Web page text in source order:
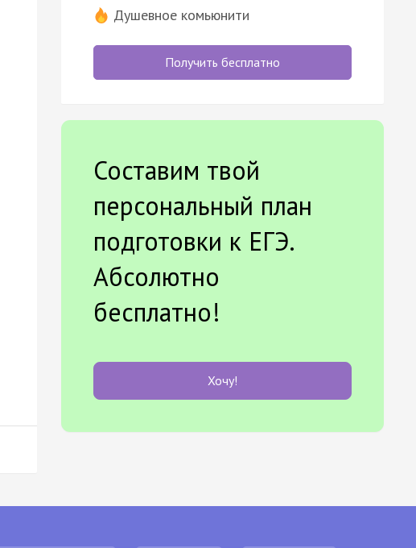
Душевное комьюнити
Получить бесплатно
Составим твой
персональный план
подготовки к ЕГЭ.
Абсолютно
бесплатно!
Хочу!